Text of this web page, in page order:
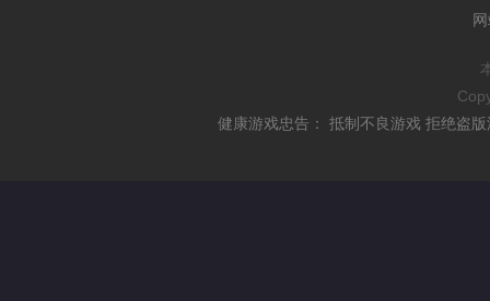
健康游戏忠告： 抵制不良游戏 拒绝盗